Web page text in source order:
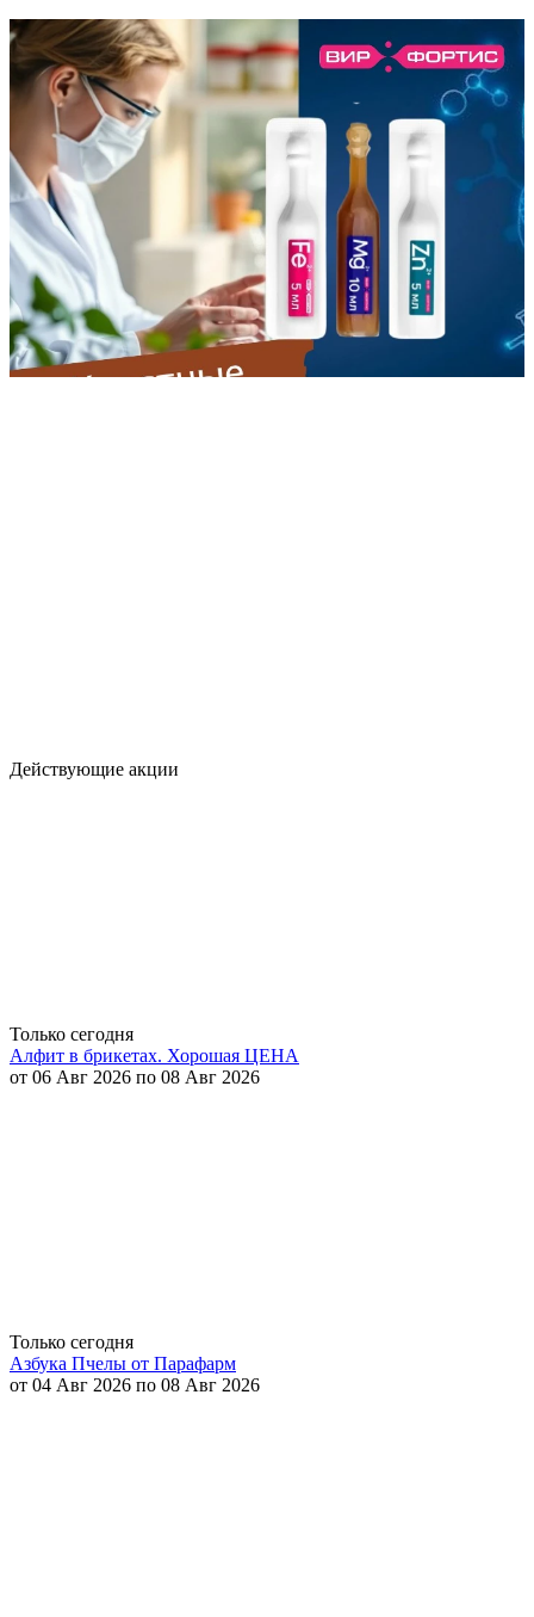
Действующие акции
Только сегодня
Алфит в брикетах. Хорошая ЦЕНА
от 06 Авг 2026 по 08 Авг 2026
Только сегодня
Азбука Пчелы от Парафарм
от 04 Авг 2026 по 08 Авг 2026